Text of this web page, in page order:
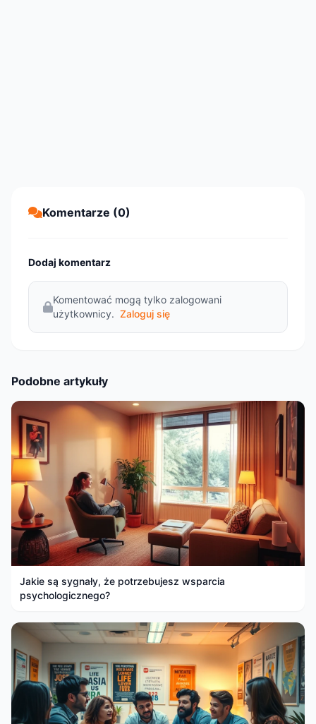
Komentarze (0)
Dodaj komentarz
Komentować mogą tylko zalogowani
użytkownicy. Zaloguj się
Podobne artykuły
Jakie są sygnały, że potrzebujesz wsparcia
psychologicznego?